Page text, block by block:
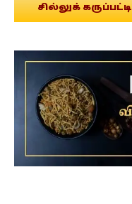
சில்லுக் கருப்பட்டி